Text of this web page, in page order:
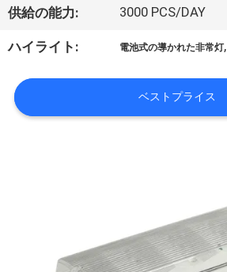
工
場
供給の能力: 3000 PCS/DAY
ハイライト: 電池式の導かれた非常灯,
ベストプライス